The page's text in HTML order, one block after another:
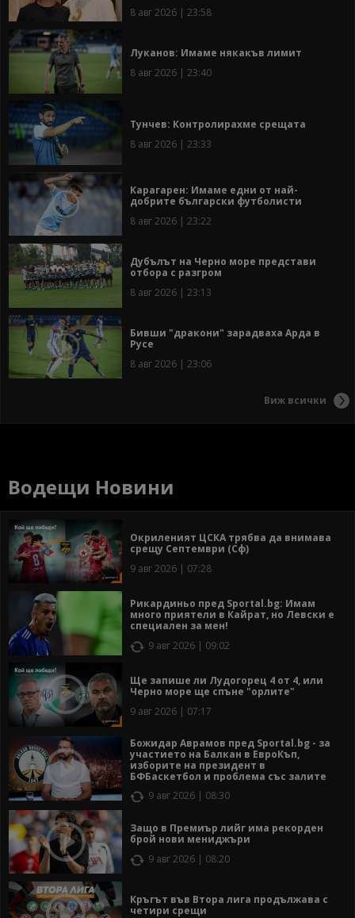
8 авг 2026 | 23:58
Луканов: Имаме някакъв лимит
8 авг 2026 | 23:40
Тунчев: Контролирахме срещата
8 авг 2026 | 23:33
Карагарен: Имаме едни от най-
добрите български футболисти
8 авг 2026 | 23:22
Дубълът на Черно море представи
отбора с разгром
8 авг 2026 | 23:13
Бивши "дракони" зарадваха Арда в
Русе
8 авг 2026 | 23:06
Виж всички
Водещи Новини
Окриленият ЦСКА трябва да внимава
срещу Септември (Сф)
9 авг 2026 | 07:28
Рикардиньо пред Sportal.bg: Имам
много приятели в Кайрат, но Левски е
специален за мен!
9 авг 2026 | 09:02
Ще запише ли Лудогорец 4 от 4, или
Черно море ще спъне "орлите"
9 авг 2026 | 07:17
Божидар Аврамов пред Sportal.bg - за
участието на Балкан в ЕвроКъп,
изборите на президент в
БФБаскетбол и проблема със залите
9 авг 2026 | 08:30
Защо в Премиър лийг има рекорден
брой нови мениджъри
9 авг 2026 | 08:20
Кръгът във Втора лига продължава с
четири срещи